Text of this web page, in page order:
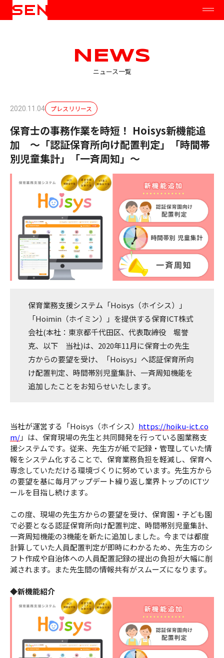
NEWS
ニュース一覧
2020.11.04 プレスリリース
保育士の事務作業を時短！ Hoisys新機能追
加 ～「認証保育所向け配置判定」「時間帯
別児童集計」「一斉周知」～
保育業務支援システム「Hoisys（ホイシス）」
「Hoimin（ホイミン）」を提供する保育ICT株式
会社(本社：東京都千代田区、代表取締役 堀誉
克、以下 当社)は、2020年11月に保育士の先生
方からの要望を受け、「Hoisys」へ認証保育所向
け配置判定、時間帯別児童集計、一斉周知機能を
追加したことをお知らせいたします。
当社が運営する「Hoisys（ホイシス） https://hoiku-ict.co
m/」は、保育現場の先生と共同開発を行っている園業務支
援システムです。従来、先生方が紙で記録・管理していた情
報をシステム化することで、保育業務負担を軽減し、保育へ
専念していただける環境づくりに努めています。先生方から
の要望を基に毎月アップデート繰り返し業界トップのICTツ
ールを目指し続けます。
この度、現場の先生方からの要望を受け、保育園・子ども園
で必要となる認証保育所向け配置判定、時間帯別児童集計、
一斉周知機能の3機能を新たに追加しました。今までは都度
計算していた人員配置判定が即時にわかるため、先生方のシ
フト作成や自治体への人員配置記録の提出の負担が大幅に削
減されます。また先生間の情報共有がスムーズになります。
◆新機能紹介